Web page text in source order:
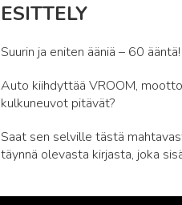
ESITTELY
Suurin ja eniten ääniä – 60 ääntä!
Auto kiihdyttää VROOM,
kulkuneuvot pitävät?
Saat sen selville tästä
täynnä olevasta kirjasta, joka